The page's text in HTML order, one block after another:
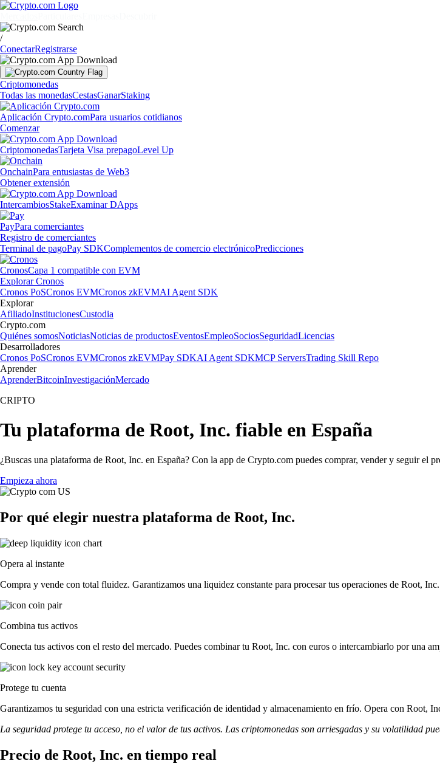
/
ConectarRegistrarse
Criptomonedas
Todas las monedasCestasGanarStaking
Aplicación Crypto.comPara usuarios cotidianos
Comenzar
CriptomonedasTarjeta Visa prepagoLevel Up
OnchainPara entusiastas de Web3
Obtener extensión
IntercambiosStakeExaminar DApps
PayPara comerciantes
Registro de comerciantes
Terminal de pagoPay SDKComplementos de comercio electrónicoPredicciones
CronosCapa 1 compatible con EVM
Explorar Cronos
Cronos PoSCronos EVMCronos zkEVMAI Agent SDK
Explorar
AfiliadoInstitucionesCustodia
Crypto.com
Quiénes somosNoticiasNoticias de productosEventosEmpleoSociosSeguridadLicencias
Desarrolladores
Cronos PoSCronos EVMCronos zkEVMPay SDKAI Agent SDKMCP ServersTrading Skill Repo
Aprender
AprenderBitcoinInvestigaciónMercado
CRIPTO
Tu plataforma de Root, Inc. fiable en España
¿Buscas una plataforma de Root, Inc. en España? Con la app de Crypto.com puedes comprar, vender y seguir el
Empieza ahora
Por qué elegir nuestra plataforma de Root, Inc.
Opera al instante
Compra y vende con total fluidez. Garantizamos una liquidez constante para procesar tus operaciones de Root,
Combina tus activos
Conecta tus activos con el resto del mercado. Puedes combinar tu Root, Inc. con euros o intercambiarlo por una
Protege tu cuenta
Garantizamos tu seguridad con una estricta verificación de identidad y almacenamiento en frío. Opera con Root,
La seguridad protege tu acceso, no el valor de tus activos. Las criptomonedas son arriesgadas y su volatilidad
Precio de Root, Inc. en tiempo real